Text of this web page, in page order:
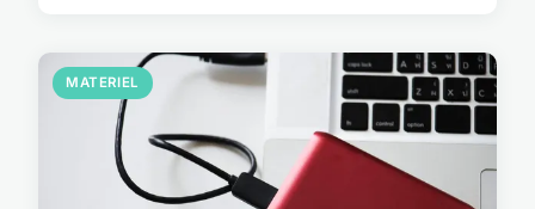
MATERIEL